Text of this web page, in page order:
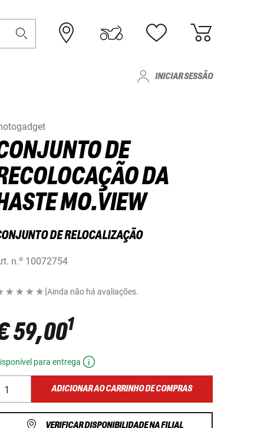
INICIAR SESSÃO
DE
DA
MO.VIEW
DE RELOCALIZAÇÃO
n.º 10072754
|Ainda não há avaliações.
59,001
para entrega
ADICIONAR AO CARRINHO DE COMPRAS
VERIFICAR DISPONIBILIDADE NA FILIAL